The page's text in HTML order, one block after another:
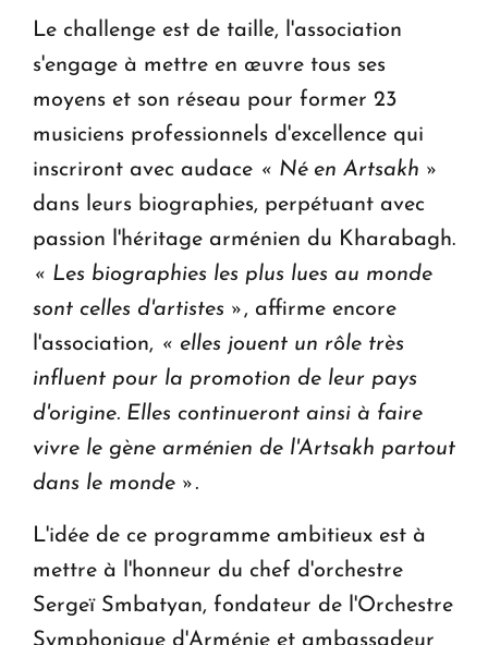
Le challenge est de taille, l'association
s'engage à mettre en œuvre tous ses
moyens et son réseau pour former 23
musiciens professionnels d'excellence qui
inscriront avec audace « Né en Artsakh »
dans leurs biographies, perpétuant avec
passion l'héritage arménien du Kharabagh.
« Les biographies les plus lues au monde
sont celles d'artistes » , affirme encore
l'association, « elles jouent un rôle très
influent pour la promotion de leur pays
d'origine. Elles continueront ainsi à faire
vivre le gène arménien de l'Artsakh partout
dans le monde ».
L'idée de ce programme ambitieux est à
mettre à l'honneur du chef d'orchestre
Sergeï Smbatyan, fondateur de l'Orchestre
Symphonique d'Arménie et ambassadeur